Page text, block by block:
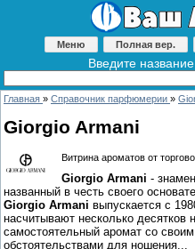
Меню Полная вер.
Введите
Главная » Справочник парфюмерии »
Giorgio Armani
Витрина ароматов от
Giorgio Armani -
названный в честь своего
Giorgio Armani выпускается с
насчитывают несколько десятков
самостоятельный аромат со
обстоятельствами для ношения...